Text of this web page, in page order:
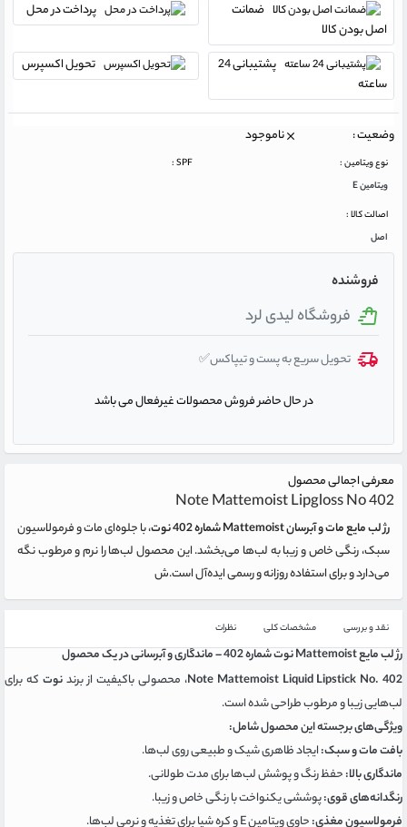
ضمانت
اصل بودن کالا
پرداخت در محل
پشتیبانی 24
ساعته
تحویل اکسپرس
وضعیت : ناموجود
نوع ویتامین :
ویتامین E
SPF :
اصالت کالا :
اصل
فروشنده
فروشگاه لیدی لرد
تحویل سریع به پست و تیپاکس✅
در حال حاضر فروش محصولات غیرفعال می باشد
معرفی اجمالی محصول
Note Mattemoist Lipgloss No 402
رژ لب مایع مات و آبرسان Mattemoist شماره 402 نوت
، با جلوه‌ای مات و فرمولاسیون
سبک، رنگی خاص و زیبا به لب‌ها می‌بخشد. این محصول لب‌ها را نرم و مرطوب نگه
می‌دارد و برای استفاده روزانه و رسمی ایده‌آل است.ش
نقد و بررسی مشخصات کلی نظرات
رژ لب مایع Mattemoist نوت شماره 402 – ماندگاری و آبرسانی در یک محصول
Note Mattemoist Liquid Lipstick No. 402، محصولی باکیفیت از برندنوت که برای
لب‌هایی زیبا و مرطوب طراحی شده است.
ویژگی‌های برجسته این محصول شامل:
بافت مات و سبک:ایجاد ظاهری شیک و طبیعی روی لب‌ها.
ماندگاری بالا:حفظ رنگ و پوشش لب‌ها برای مدت طولانی.
رنگدانه‌های قوی:پوششی یکنواخت با رنگی خاص و زیبا.
فرمولاسیون مغذی:حاوی ویتامین E و کره شیا برای تغذیه و نرمی لب‌ها.